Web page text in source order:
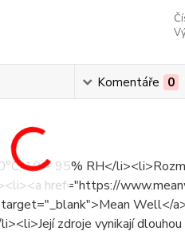
Komentáře 0
10 ~ 95% RH</
href="https://
Well</
zdroje vynikají